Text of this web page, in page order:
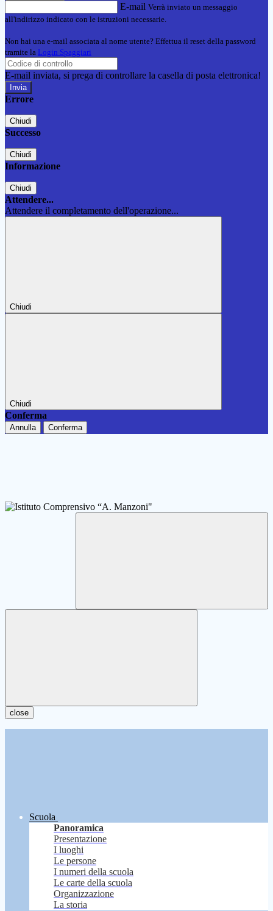
E-mail Verrà inviato un messaggio
all'indirizzo indicato con le istruzioni necessarie.
Non hai una e-mail associata al nome utente? Effettua il reset della password
tramite la Login Spaggiari
E-mail inviata, si prega di controllare la casella di posta elettronica!
Errore
Chiudi
Successo
Chiudi
Informazione
Chiudi
Attendere...
Attendere il completamento dell'operazione...
Chiudi
Chiudi
Conferma
Annulla Conferma
close
Scuola
Panoramica
Presentazione
I luoghi
Le persone
I numeri della scuola
Le carte della scuola
Organizzazione
La storia